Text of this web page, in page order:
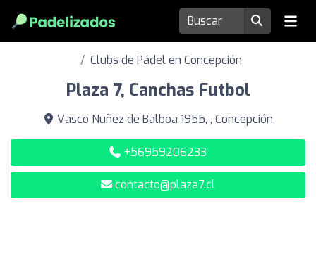
Clubs de Pádel en Concepción
Plaza 7, Canchas Futbol
Vasco Nuñez de Balboa 1955, , Concepción
+56959206233
contacto@plaza7.cl